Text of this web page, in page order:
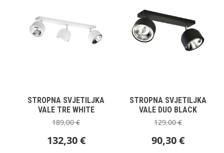
STROPNA SVJETILJKA
VALE TRE WHITE
189,00€
132,30€
STROPNA SVJETILJKA
VALE DUO BLACK
129,00€
90,30€